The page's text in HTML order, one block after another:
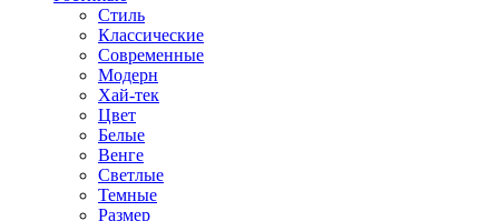
Стиль
Классические
Современные
Модерн
Хай-тек
Цвет
Белые
Венге
Светлые
Темные
Размер